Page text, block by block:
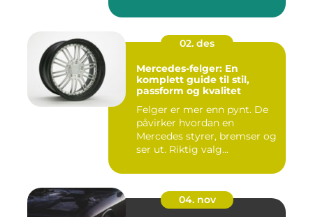
02. des
Mercedes-felger: En
komplett guide til stil,
passform og kvalitet
Felger er mer enn pynt. De
påvirker hvordan en
Mercedes styrer, bremser og
ser ut. Riktig valg...
04. nov